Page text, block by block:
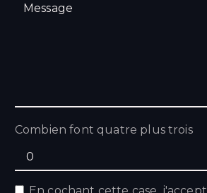
Combien font quatre plus trois
En cochant cette case,